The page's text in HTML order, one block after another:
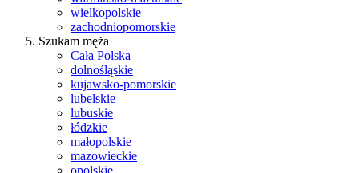
wielkopolskie
zachodniopomorskie
Szukam męża
Cała Polska
dolnośląskie
kujawsko-pomorskie
lubelskie
lubuskie
łódzkie
małopolskie
mazowieckie
opolskie